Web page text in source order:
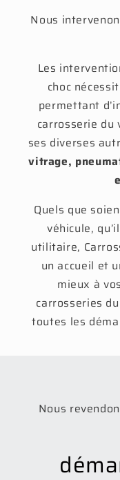
Nous
Les
choc
permettant
carrosserie du
ses diverses
vitrage,
Quels que
véhicule,
utilitaire,
un accueil et
mieux à
carrosseries
toutes les
Nous